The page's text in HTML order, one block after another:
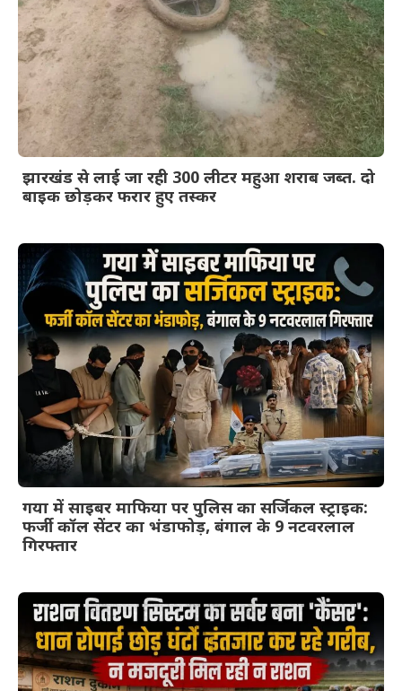
झारखंड से लाई जा रही 300 लीटर महुआ शराब जब्त. दो
बाइक छोड़कर फरार हुए तस्कर
गया में साइबर माफिया पर पुलिस का सर्जिकल स्ट्राइक:
फर्जी कॉल सेंटर का भंडाफोड़, बंगाल के 9 नटवरलाल
गिरफ्तार